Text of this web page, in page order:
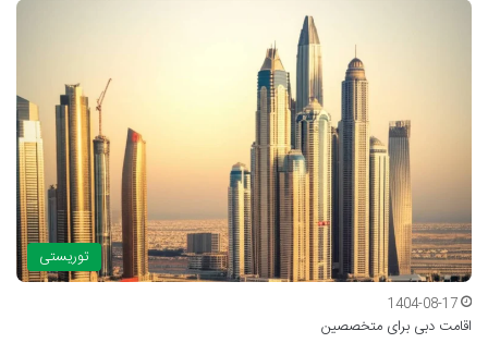
توریستی
1404-08-17
اقامت دبی برای متخصصین